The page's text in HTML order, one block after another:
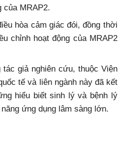
của MRAP2.
hòa cảm giác đói, đồng thời
chỉnh hoạt động của MRAP2
giả nghiên cứu, thuộc Viện
tế và liên ngành này đã kết
hiểu biết sinh lý và bệnh lý
ứng dụng lâm sàng lớn.